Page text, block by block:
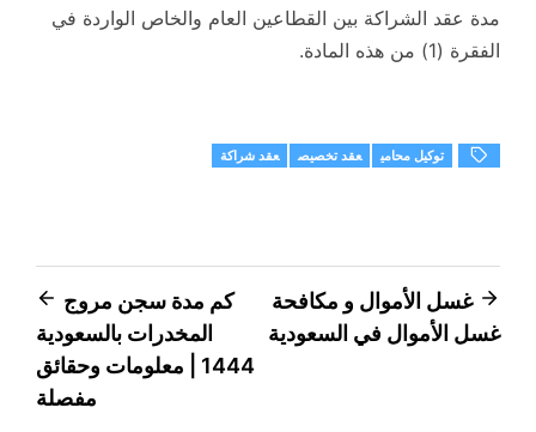
مدة عقد الشراكة بين القطاعين العام والخاص الواردة في
الفقرة (1) من هذه المادة.
توكيل محامي عقد تخصيص عقد شراكة
تصفّح
المقالات
غسل الأموال و مكافحة
غسل الأموال في السعودية
كم مدة سجن مروج
المخدرات بالسعودية
1444 | معلومات وحقائق
مفصلة